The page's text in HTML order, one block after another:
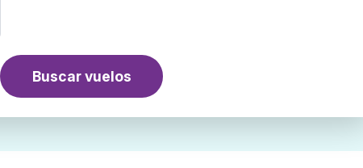
Buscar vuelos